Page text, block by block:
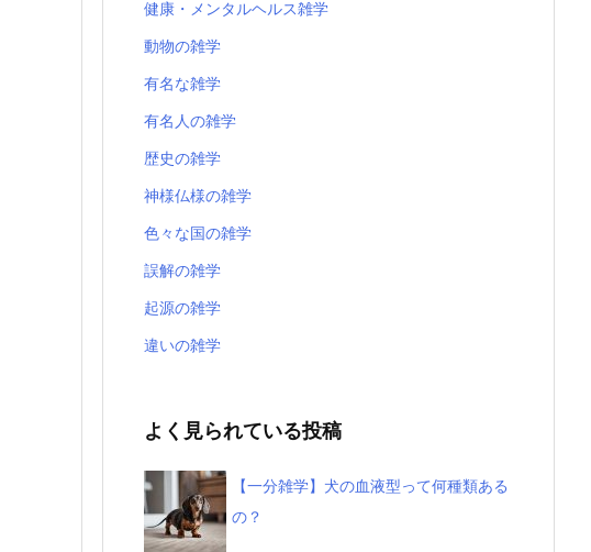
健康・メンタルヘルス雑学
動物の雑学
有名な雑学
有名人の雑学
歴史の雑学
神様仏様の雑学
色々な国の雑学
誤解の雑学
起源の雑学
違いの雑学
よく見られている投稿
【一分雑学】犬の血液型って何種類ある
の？